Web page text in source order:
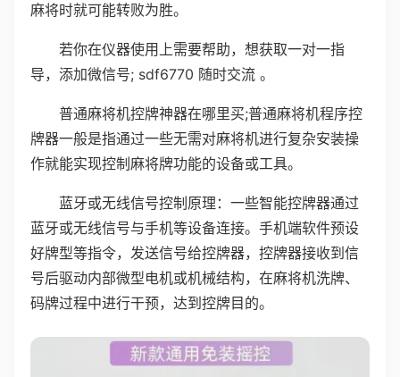
麻将时就可能转败为胜。
若你在仪器使用上需要帮助，想获取一对一指
导，添加微信号; sdf6770 随时交流 。
普通麻将机控牌神器在哪里买;普通麻将机程序控
牌器一般是指通过一些无需对麻将机进行复杂安装操
作就能实现控制麻将牌功能的设备或工具。
蓝牙或无线信号控制原理：一些智能控牌器通过
蓝牙或无线信号与手机等设备连接。手机端软件预设
好牌型等指令，发送信号给控牌器，控牌器接收到信
号后驱动内部微型电机或机械结构，在麻将机洗牌、
码牌过程中进行干预，达到控牌目的。